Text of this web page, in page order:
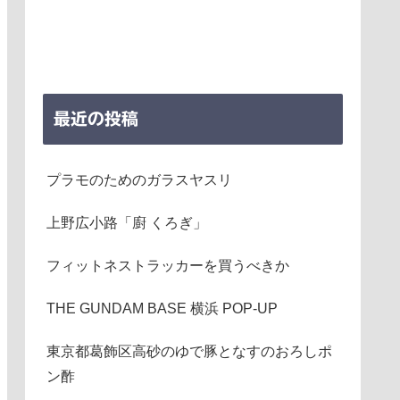
最近の投稿
プラモのためのガラスヤスリ
上野広小路「廚 くろぎ」
フィットネストラッカーを買うべきか
THE GUNDAM BASE 横浜 POP-UP
東京都葛飾区高砂のゆで豚となすのおろしポ
ン酢